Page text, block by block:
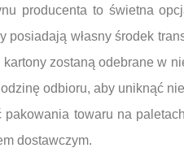
producenta to świetna
posiadają własny środek
zostaną odebrane w
odbioru, aby uniknąć
towaru na
dostawczym.